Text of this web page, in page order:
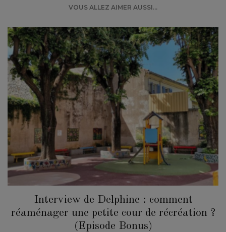
VOUS ALLEZ AIMER AUSSI...
Interview de Delphine : comment
réaménager une petite cour de récréation ?
(Episode Bonus)